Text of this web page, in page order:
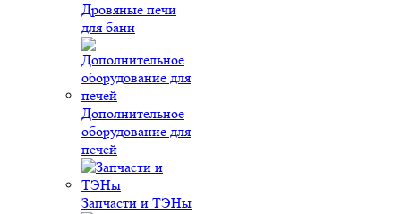
Дровяные печи
для бани
Дополнительное
оборудование для
печей
Запчасти и ТЭНы